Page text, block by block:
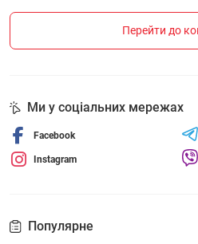
Перейти до
Популярне
Ми у соціальних мережах
Facebook
Instagram